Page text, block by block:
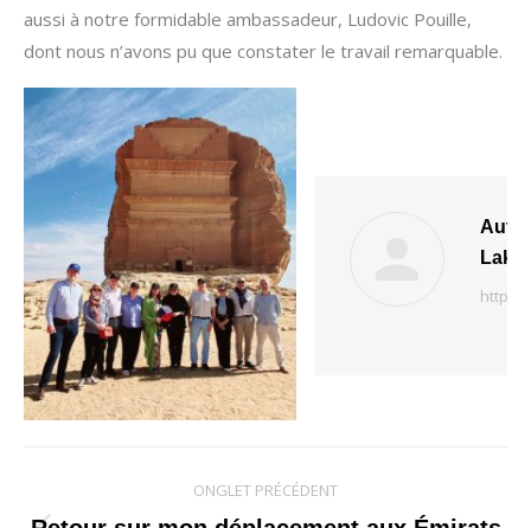
aussi à notre formidable ambassadeur, Ludovic Pouille,
dont nous n’avons pu que constater le travail remarquable.
ONGLET PRÉCÉDENT